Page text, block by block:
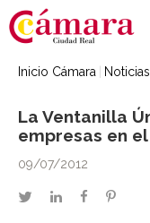
Inicio Cámara Noticias
La Ventanilla
empresas en
09/07/2012
twitterlinkedinfacebook